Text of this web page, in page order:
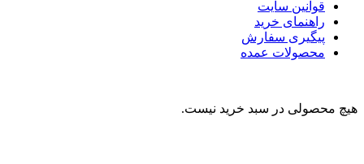
قوانین سایت
راهنمای خرید
پیگیری سفارش
محصولات عمده
هیچ محصولی در سبد خرید نیست.